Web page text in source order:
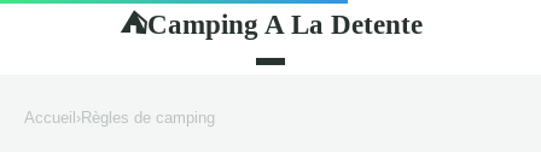
⛺Camping A La Detente
Accueil ›Règles de camping